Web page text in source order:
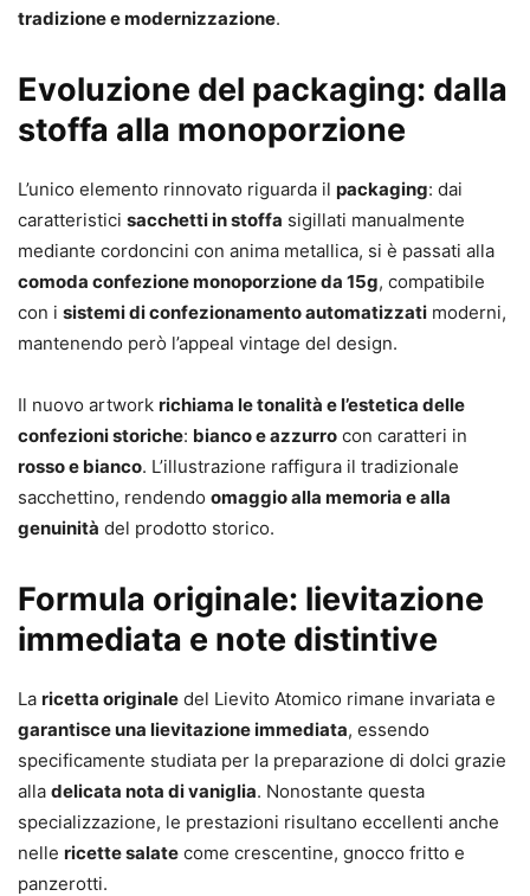
tradizione e modernizzazione.
Evoluzione del packaging: dalla
stoffa alla monoporzione
L’unico elemento rinnovato riguarda il packaging: dai
caratteristici sacchetti in stoffa sigillati manualmente
mediante cordoncini con anima metallica, si è passati alla
comoda confezione monoporzione da 15g, compatibile
con i sistemi di confezionamento automatizzati moderni,
mantenendo però l’appeal vintage del design.
Il nuovo artwork richiama le tonalità e l’estetica delle
confezioni storiche: bianco e azzurro con caratteri in
rosso e bianco. L’illustrazione raffigura il tradizionale
sacchettino, rendendo omaggio alla memoria e alla
genuinità del prodotto storico.
Formula originale: lievitazione
immediata e note distintive
La ricetta originale del Lievito Atomico rimane invariata e
garantisce una lievitazione immediata, essendo
specificamente studiata per la preparazione di dolci grazie
alla delicata nota di vaniglia. Nonostante questa
specializzazione, le prestazioni risultano eccellenti anche
nelle ricette salate come crescentine, gnocco fritto e
panzerotti.